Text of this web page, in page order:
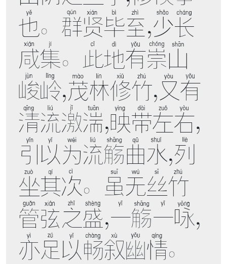
也。群贤毕至，少长
咸集。此地有崇山
峻岭，茂林修竹，又有
清流激湍，映带左右，
引以为流觞曲水，列
坐其次。虽无丝竹
管弦之盛，一觞一咏，
亦足以畅叙幽情。